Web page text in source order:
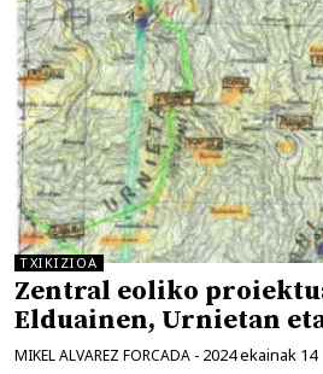
TXIKIZIOA
Zentral eoliko
Elduainen, Urnietan
MIKEL ALVAREZ FORCADA - 2024 ekainak 14